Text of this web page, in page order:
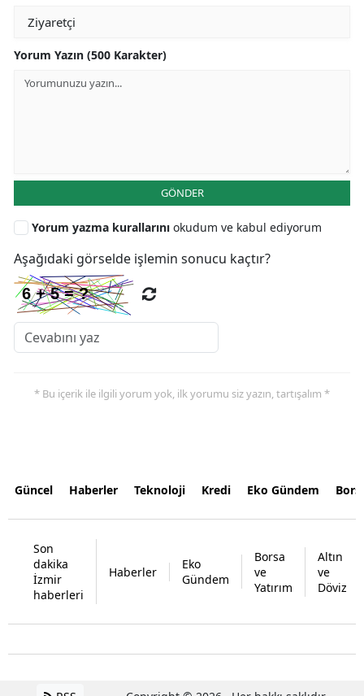
Yorum Yazın (500 Karakter)
GÖNDER
Yorum yazma kurallarını okudum ve kabul ediyorum
Aşağıdaki görselde işlemin sonucu kaçtır?
* Bu içerik ile ilgili yorum yok, ilk yorumu siz yazın, tartışalım *
Güncel Haberler Teknoloji Kredi Eko Gündem
Son
dakika
İzmir
haberleri
Haberler
Eko
Gündem
Borsa
ve
Yatırım
Altın
ve
Döviz